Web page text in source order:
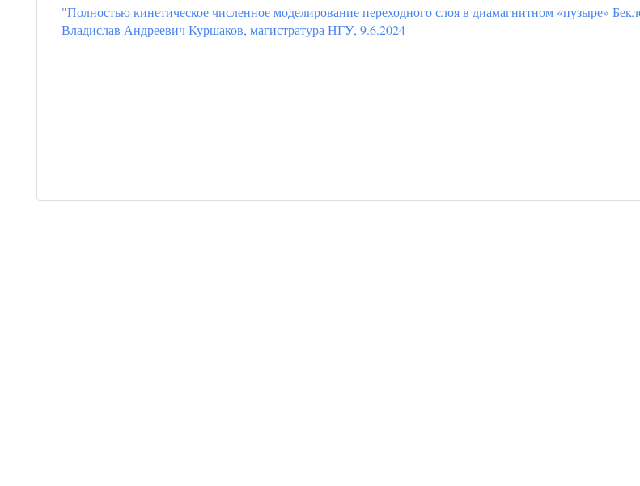
"Полностью кинетическое численное моделирование переходного слоя в диамагнитном «пузыре»
Владислав Андреевич Куршаков, магистратура НГУ, 9.6.2024